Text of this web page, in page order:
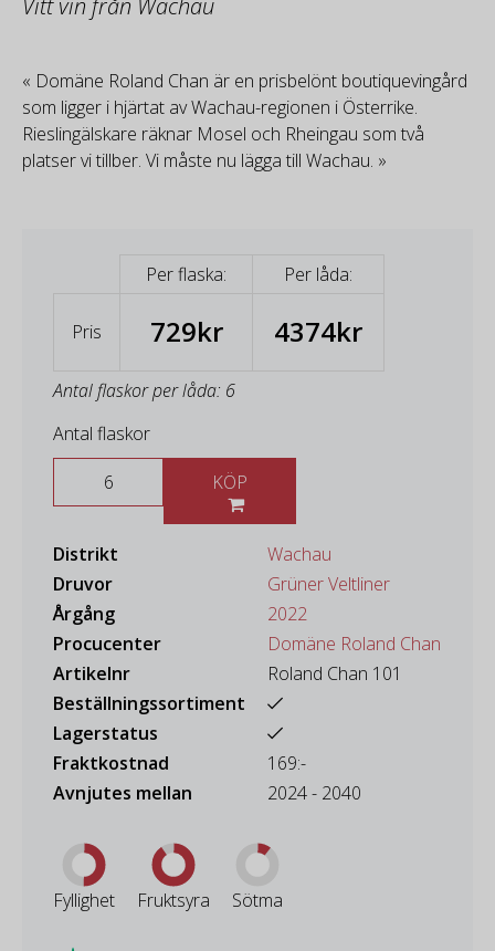
Vitt vin från Wachau
« Domäne Roland Chan är en prisbelönt boutiquevingård
som ligger i hjärtat av Wachau-regionen i Österrike.
Rieslingälskare räknar Mosel och Rheingau som två
platser vi tillber. Vi måste nu lägga till Wachau. »
Per flaska: Per låda:
Pris 729kr 4374kr
Antal flaskor per låda: 6
Antal flaskor
Distrikt
Wachau
Druvor
Grüner Veltliner
Årgång
2022
Procucenter
Domäne Roland Chan
Artikelnr
Roland Chan 101
Beställningssortiment
Lagerstatus
Fraktkostnad
169:-
Avnjutes mellan
2024 - 2040
Fyllighet Fruktsyra Sötma